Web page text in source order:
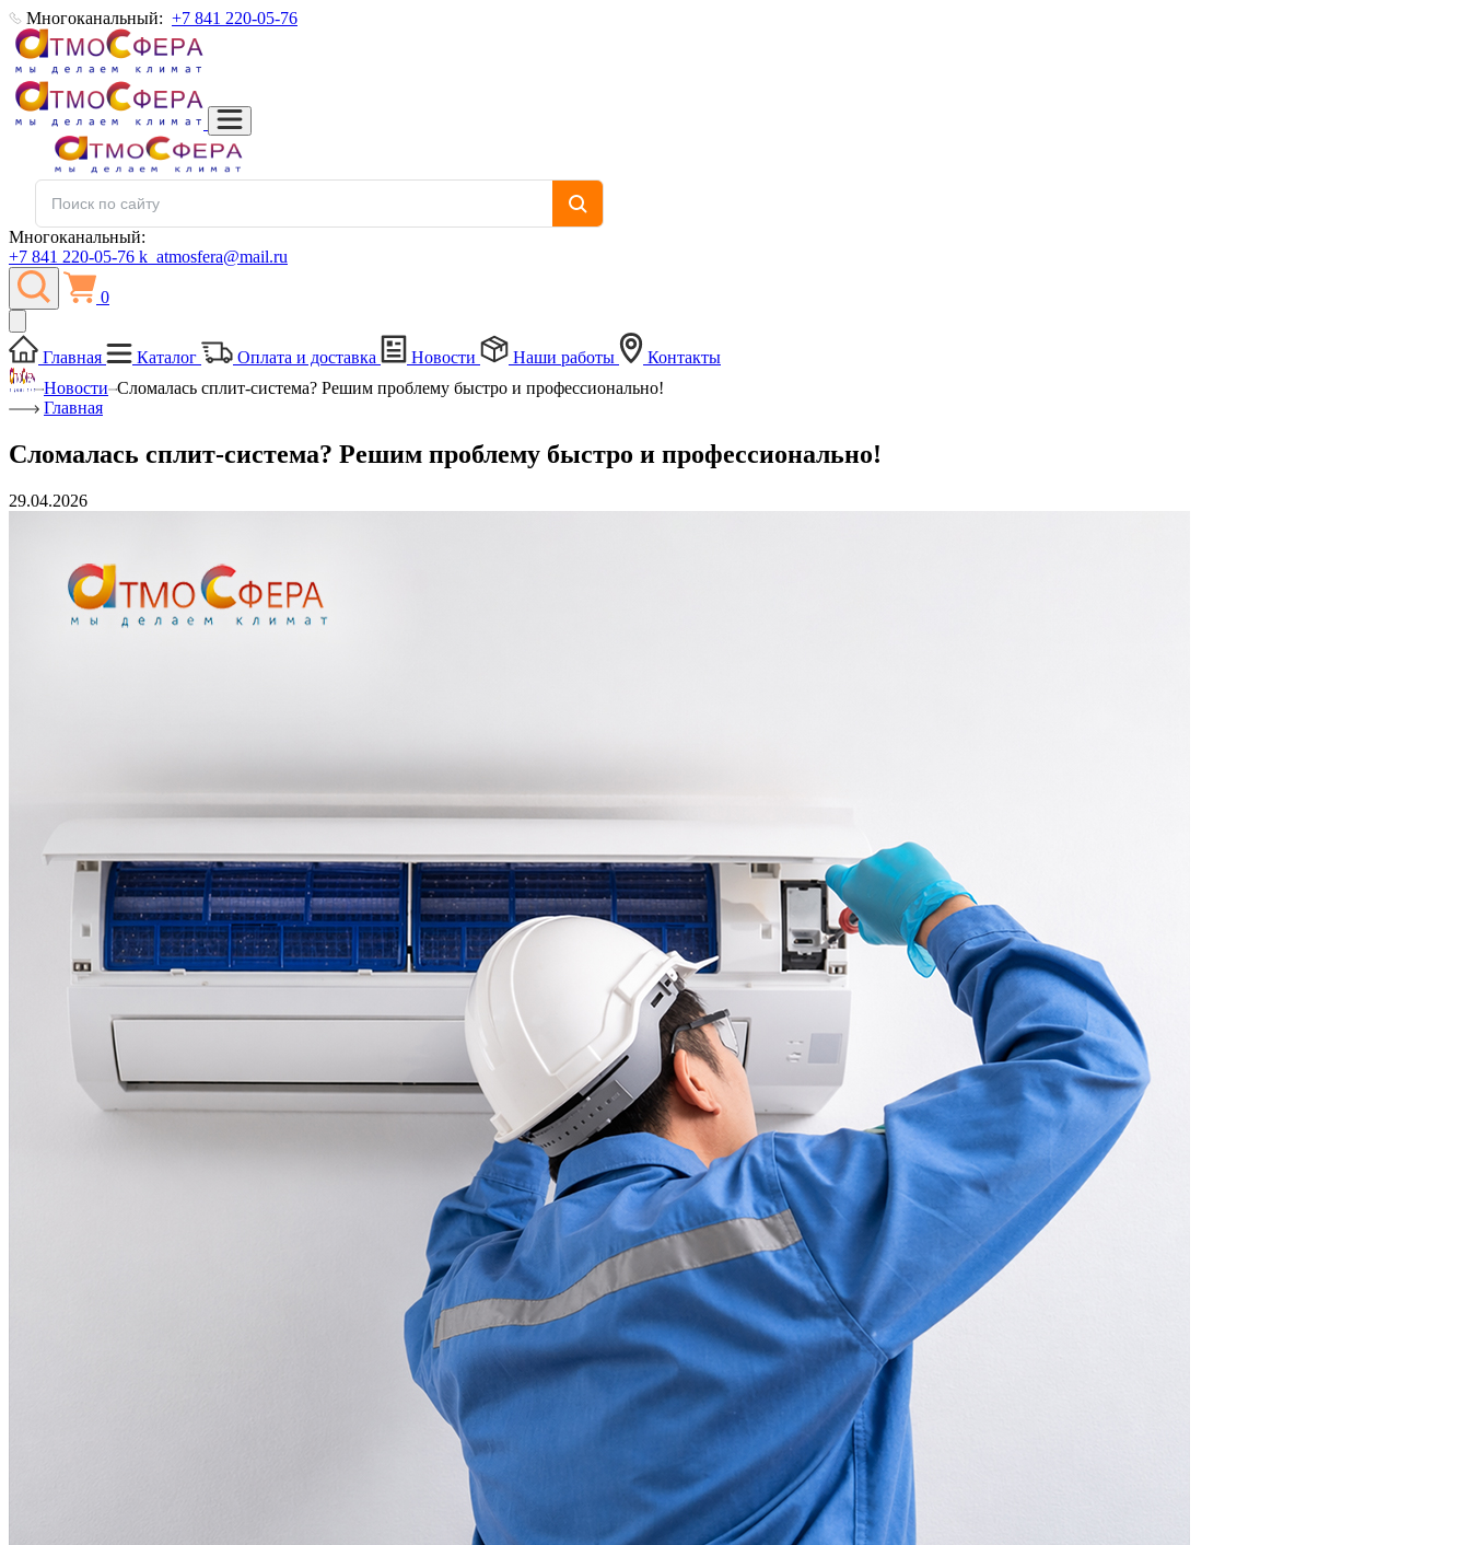
Многоканальный: +7 841 220-05-76
Многоканальный:
+7 841 220-05-76 k_atmosfera@mail.ru
0
Главная Каталог Оплата и доставка Новости Наши работы
Контакты
Новости Сломалась сплит-система? Решим проблему быстро и профессионально!
Главная
Сломалась сплит-система? Решим проблему быстро и профессионально!
29.04.2026